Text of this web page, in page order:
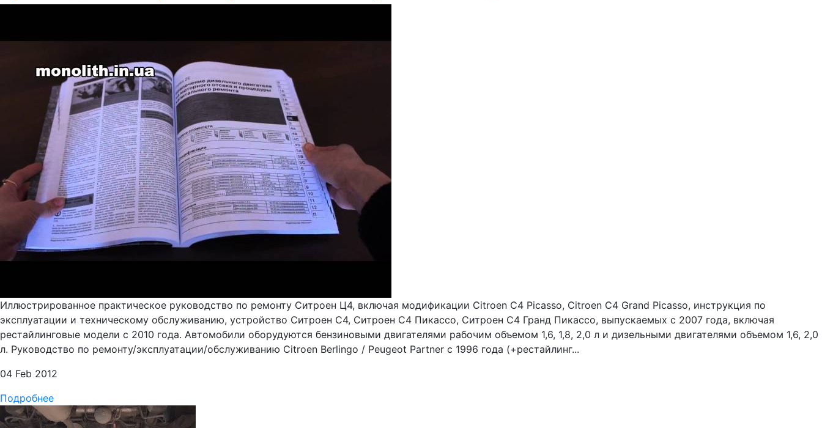
Иллюстрированное практическое руководство по ремонту Ситроен Ц4, включая модификации Citroen C4 Picasso, Citroen C4 Grand Picasso, инструкция по
эксплуатации и техническому обслуживанию, устройство Ситроен С4, Ситроен С4 Пикассо, Ситроен С4 Гранд Пикассо, выпускаемых с 2007 года, включая
рестайлинговые модели с 2010 года. Автомобили оборудуются бензиновыми двигателями рабочим объемом 1,6, 1,8, 2,0 л и дизельными двигателями объемом 1,6, 2,0
л. Руководство по ремонту/эксплуатации/обслуживанию Citroen Berlingo / Peugeot Partner с 1996 года (+рестайлинг...
04 Feb 2012
Подробнее